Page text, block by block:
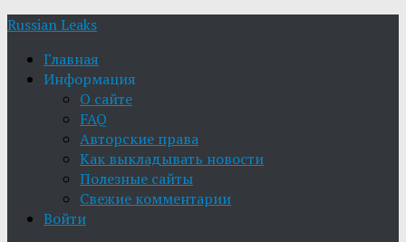
Russian Leaks
Главная
Информация
О сайте
FAQ
Авторские права
Как выкладывать новости
Полезные сайты
Свежие комментарии
Войти